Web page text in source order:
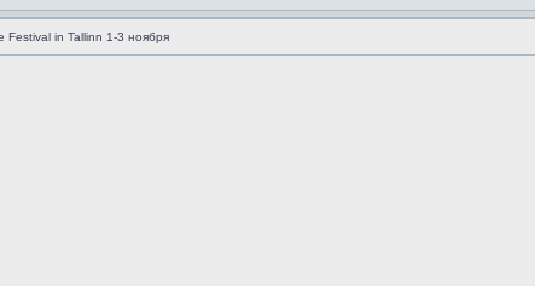
Festival in Tallinn 1-3 ноября